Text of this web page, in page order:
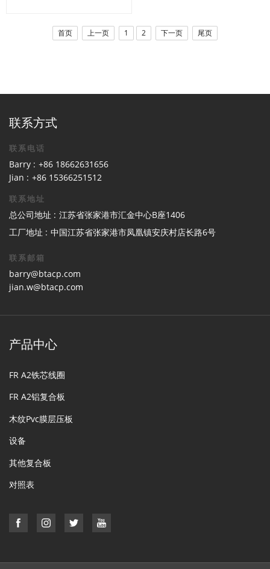
首页 上一页 1 2 下一页 尾页
联系方式
联系电话
Barry : +86 18662631656
Jian : +86 15366251512
联系地址
总公司地址 : 江苏省张家港市汇金中心B座1406
工厂地址 : 中国江苏省张家港市凤凰镇安庆村店长路6号
联系邮箱
barry@btacp.com
jian.w@btacp.com
产品中心
FR A2铁芯线圈
FR A2铝复合板
木纹Pvc膜层压板
设备
其他复合板
对照表